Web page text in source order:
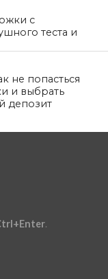
с
теста и
не попасться
и выбрать
депозит
.